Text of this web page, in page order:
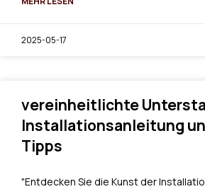
2025-05-17
vereinheitlichte
Installationsanleitung
Tipps
"Entdecken Sie die Kunst der